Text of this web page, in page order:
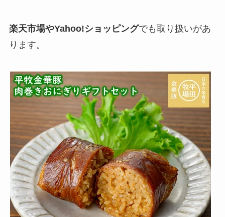
楽天市場やYahoo!ショッピングでも取り扱いがあ
ります。